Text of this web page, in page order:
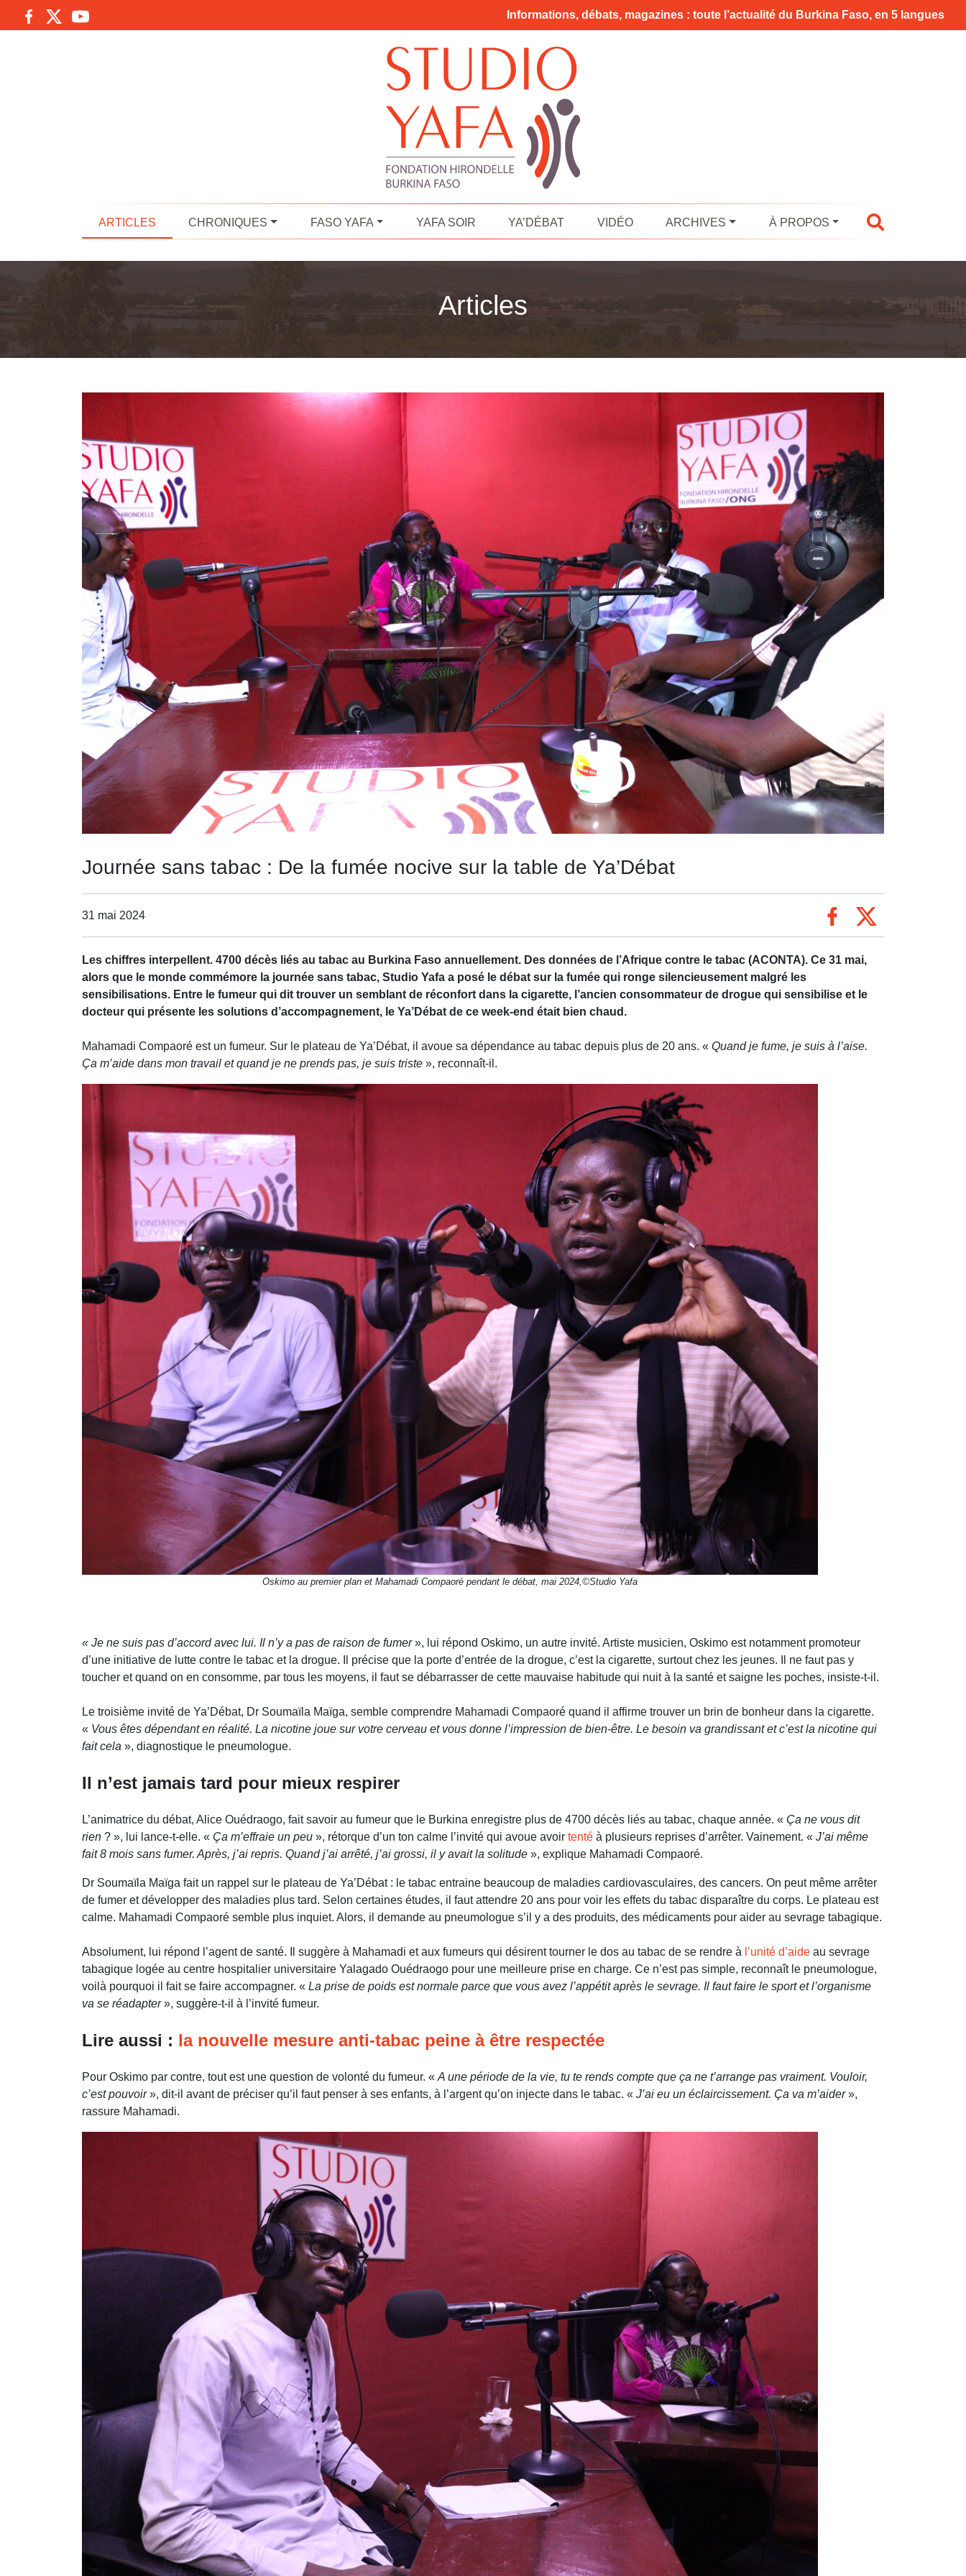
Informations, débats, magazines : toute l’actualité du Burkina Faso, en 5 langues
ARTICLES CHRONIQUES FASO YAFA YAFA SOIR YA’DÉBAT VIDÉO ARCHIVES À PROPOS
Articles
Journée sans tabac : De la fumée nocive sur la table de Ya’Débat
31 mai 2024
Les chiffres interpellent. 4700 décès liés au tabac au Burkina Faso annuellement. Des données de l’Afrique contre le tabac (ACONTA). Ce 31 mai,
alors que le monde commémore la journée sans tabac, Studio Yafa a posé le débat sur la fumée qui ronge silencieusement malgré les
sensibilisations. Entre le fumeur qui dit trouver un semblant de réconfort dans la cigarette, l’ancien consommateur de drogue qui sensibilise et le
docteur qui présente les solutions d’accompagnement, le Ya’Débat de ce week-end était bien chaud.
Mahamadi Compaoré est un fumeur. Sur le plateau de Ya’Débat, il avoue sa dépendance au tabac depuis plus de 20 ans. « Quand je fume, je suis à l’aise.
Ça m’aide dans mon travail et quand je ne prends pas, je suis triste », reconnaît-il.
Oskimo au premier plan et Mahamadi Compaoré pendant le débat, mai 2024,©Studio Yafa
« Je ne suis pas d’accord avec lui. Il n’y a pas de raison de fumer», lui répond Oskimo, un autre invité. Artiste musicien, Oskimo est notamment promoteur
d’une initiative de lutte contre le tabac et la drogue. Il précise que la porte d’entrée de la drogue, c’est la cigarette, surtout chez les jeunes. Il ne faut pas y
toucher et quand on en consomme, par tous les moyens, il faut se débarrasser de cette mauvaise habitude qui nuit à la santé et saigne les poches, insiste-t-il.
Le troisième invité de Ya’Débat, Dr Soumaïla Maïga, semble comprendre Mahamadi Compaoré quand il affirme trouver un brin de bonheur dans la cigarette.
« Vous êtes dépendant en réalité. La nicotine joue sur votre cerveau et vous donne l’impression de bien-être. Le besoin va grandissant et c’est la nicotine qui
fait cela », diagnostique le pneumologue.
Il n’est jamais tard pour mieux respirer
L’animatrice du débat, Alice Ouédraogo, fait savoir au fumeur que le Burkina enregistre plus de 4700 décès liés au tabac, chaque année. « Ça ne vous dit
rien ? », lui lance-t-elle. « Ça m’effraie un peu », rétorque d’un ton calme l’invité qui avoue avoir tenté à plusieurs reprises d’arrêter. Vainement. « J’ai même
fait 8 mois sans fumer. Après, j’ai repris. Quand j’ai arrêté, j’ai grossi, il y avait la solitude », explique Mahamadi Compaoré.
Dr Soumaïla Maïga fait un rappel sur le plateau de Ya’Débat : le tabac entraine beaucoup de maladies cardiovasculaires, des cancers. On peut même arrêter
de fumer et développer des maladies plus tard. Selon certaines études, il faut attendre 20 ans pour voir les effets du tabac disparaître du corps. Le plateau est
calme. Mahamadi Compaoré semble plus inquiet. Alors, il demande au pneumologue s’il y a des produits, des médicaments pour aider au sevrage tabagique.
Absolument, lui répond l’agent de santé. Il suggère à Mahamadi et aux fumeurs qui désirent tourner le dos au tabac de se rendre à l’unité d’aide au sevrage
tabagique logée au centre hospitalier universitaire Yalagado Ouédraogo pour une meilleure prise en charge. Ce n’est pas simple, reconnaît le pneumologue,
voilà pourquoi il fait se faire accompagner. « La prise de poids est normale parce que vous avez l’appétit après le sevrage. Il faut faire le sport et l’organisme
va se réadapter», suggère-t-il à l’invité fumeur.
Lire aussi : la nouvelle mesure anti-tabac peine à être respectée
Pour Oskimo par contre, tout est une question de volonté du fumeur. « A une période de la vie, tu te rends compte que ça ne t’arrange pas vraiment. Vouloir,
c’est pouvoir», dit-il avant de préciser qu’il faut penser à ses enfants, à l’argent qu’on injecte dans le tabac. « J’ai eu un éclaircissement. Ça va m’aider»,
rassure Mahamadi.